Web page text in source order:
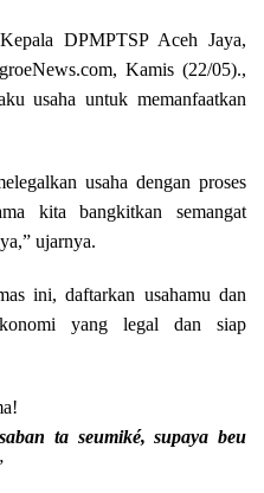
DPMPTSP Aceh Jaya,
Kamis (22/05).,
usaha untuk memanfaatkan
usaha dengan proses
kita bangkitkan semangat
ujarnya.
ini, daftarkan usahamu dan
yang legal dan siap
ta seumiké, supaya beu